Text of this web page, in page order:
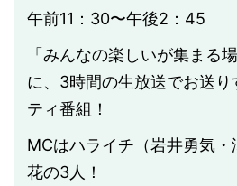
午前11：30〜午後2：45
「みんなの楽しいが集まる
に、3時間の生放送でお送
ティ番組！
MCはハライチ（岩井勇気
花の3人！